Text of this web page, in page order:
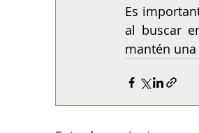
Es
al buscar
mantén